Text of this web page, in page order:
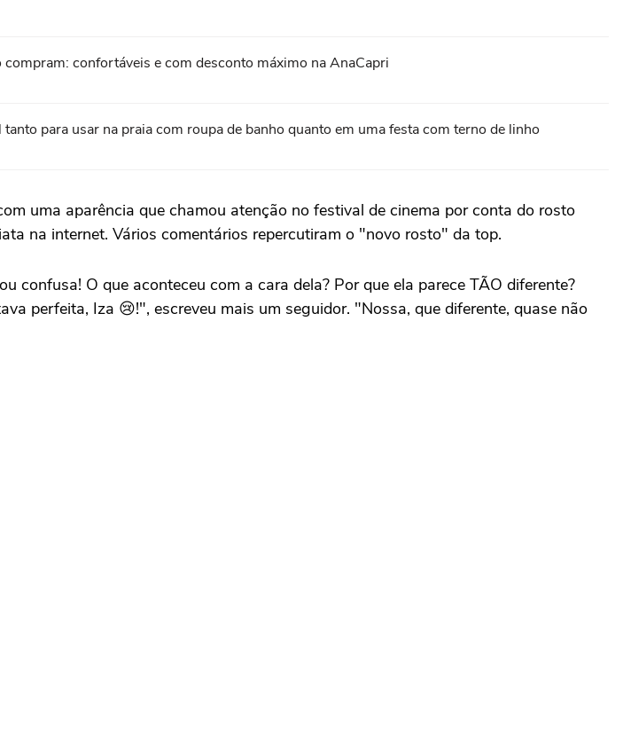
confortáveis e com desconto máximo na AnaCapri
para usar na praia com roupa de banho quanto em uma festa com terno de linho
uma aparência que chamou atenção no festival de cinema por conta do rosto
na internet. Vários comentários repercutiram o "novo rosto" da top.
confusa! O que aconteceu com a cara dela? Por que ela parece TÃO diferente?
perfeita, Iza 😢!", escreveu mais um seguidor. "Nossa, que diferente, quase não